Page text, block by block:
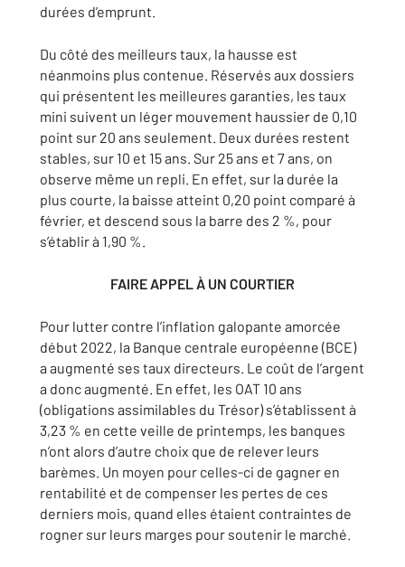
durées d’emprunt.
Du côté des meilleurs taux, la hausse est
néanmoins plus contenue. Réservés aux dossiers
qui présentent les meilleures garanties, les taux
mini suivent un léger mouvement haussier de 0,10
point sur 20 ans seulement. Deux durées restent
stables, sur 10 et 15 ans. Sur 25 ans et 7 ans, on
observe même un repli. En effet, sur la durée la
plus courte, la baisse atteint 0,20 point comparé à
février, et descend sous la barre des 2 %, pour
s’établir à 1,90 %.
FAIRE APPEL À UN COURTIER
Pour lutter contre l’inflation galopante amorcée
début 2022, la Banque centrale européenne (BCE)
a augmenté ses taux directeurs. Le coût de l’argent
a donc augmenté. En effet, les OAT 10 ans
(obligations assimilables du Trésor) s’établissent à
3,23 % en cette veille de printemps, les banques
n’ont alors d’autre choix que de relever leurs
barèmes. Un moyen pour celles-ci de gagner en
rentabilité et de compenser les pertes de ces
derniers mois, quand elles étaient contraintes de
rogner sur leurs marges pour soutenir le marché.